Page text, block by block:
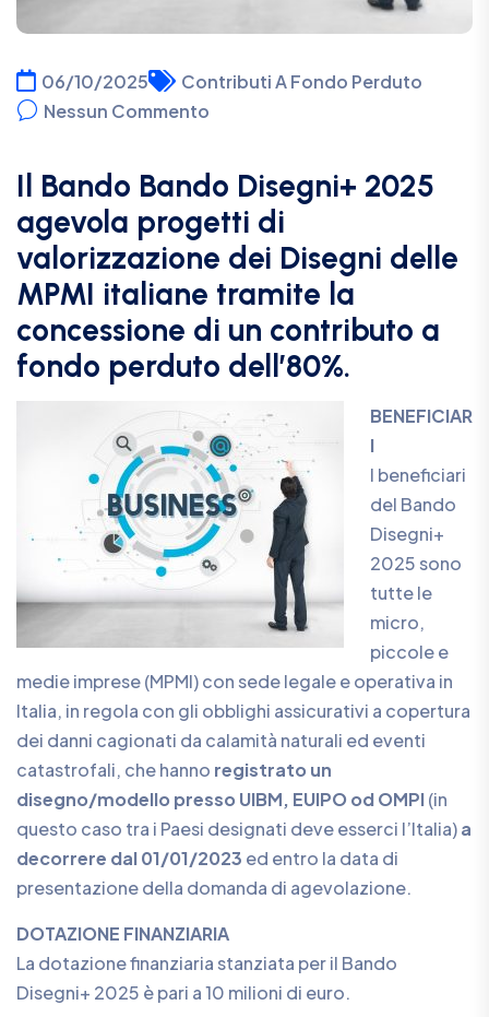
06/10/2025
Contributi A Fondo Perduto
Nessun Commento
Il Bando Bando Disegni+ 2025
agevola progetti di
valorizzazione dei Disegni delle
MPMI italiane tramite la
concessione di un contributo a
fondo perduto dell’80%.
BENEFICIAR
I
I beneficiari
del Bando
Disegni+
2025 sono
tutte le
micro,
piccole e
medie imprese (MPMI) con sede legale e operativa in
Italia, in regola con gli obblighi assicurativi a copertura
dei danni cagionati da calamità naturali ed eventi
catastrofali, che hanno registrato un
disegno/modello presso UIBM, EUIPO od OMPI(in
questo caso tra i Paesi designati deve esserci l’Italia)a
decorrere dal 01/01/2023 ed entro la data di
presentazione della domanda di agevolazione.
DOTAZIONE FINANZIARIA
La dotazione finanziaria stanziata per il Bando
Disegni+ 2025 è pari a 10 milioni di euro.